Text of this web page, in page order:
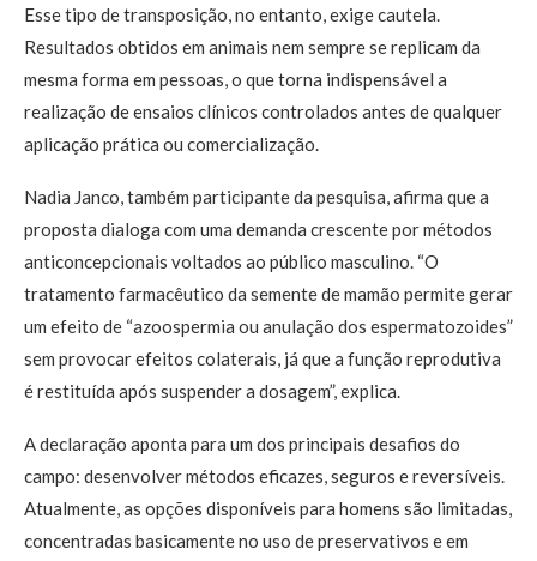
Esse tipo de transposição, no entanto, exige cautela.
Resultados obtidos em animais nem sempre se replicam da
mesma forma em pessoas, o que torna indispensável a
realização de ensaios clínicos controlados antes de qualquer
aplicação prática ou comercialização.
Nadia Janco, também participante da pesquisa, afirma que a
proposta dialoga com uma demanda crescente por métodos
anticoncepcionais voltados ao público masculino. “O
tratamento farmacêutico da semente de mamão permite gerar
um efeito de “azoospermia ou anulação dos espermatozoides”
sem provocar efeitos colaterais, já que a função reprodutiva
é restituída após suspender a dosagem”, explica.
A declaração aponta para um dos principais desafios do
campo: desenvolver métodos eficazes, seguros e reversíveis.
Atualmente, as opções disponíveis para homens são limitadas,
concentradas basicamente no uso de preservativos e em